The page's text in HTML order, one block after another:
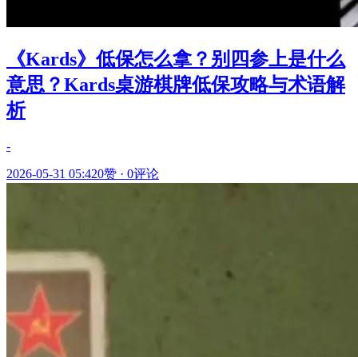
《Kards》低保怎么拿？别四参上是什么
意思？Kards桌游棋牌低保攻略与术语解
析
-
2026-05-31 05:420赞 · 0评论